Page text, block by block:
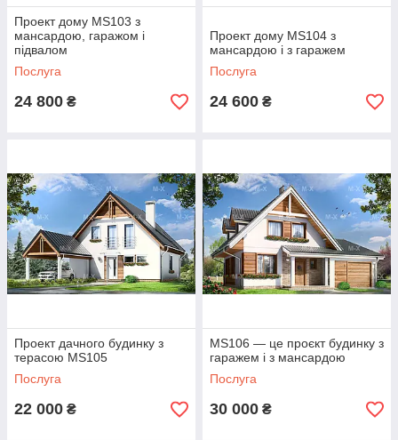
Проект дому MS103 з
мансардою, гаражом і
підвалом
Послуга
24 800 ₴
Проект дому MS104 з
мансардою і з гаражем
Послуга
24 600 ₴
Проект дачного будинку з
терасою MS105
Послуга
22 000 ₴
МS106 — це проєкт будинку з
гаражем і з мансардою
Послуга
30 000 ₴